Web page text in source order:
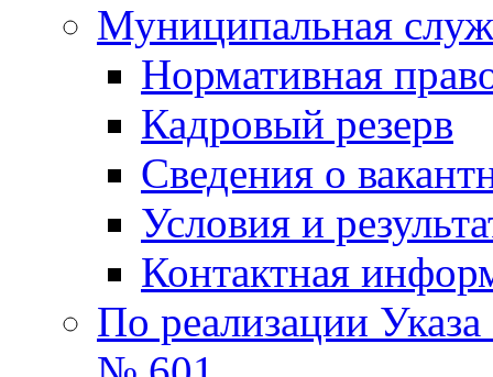
Муниципальная
Нормативная
Кадровый резерв
Сведения о
Условия и
Контактная
По реализации